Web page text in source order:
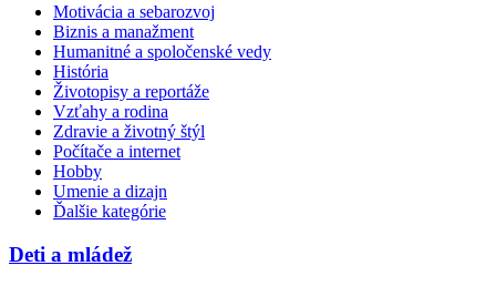
Motivácia a sebarozvoj
Biznis a manažment
Humanitné a spoločenské vedy
História
Životopisy a reportáže
Vzťahy a rodina
Zdravie a životný štýl
Počítače a internet
Hobby
Umenie a dizajn
Ďalšie kategórie
Deti a mládež